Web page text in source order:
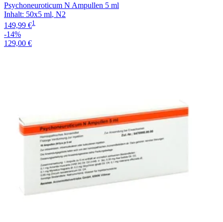
Psychoneuroticum N Ampullen 5 ml
Inhalt: 50x5 ml, N2
149,99 €1
-14%
129,00 €